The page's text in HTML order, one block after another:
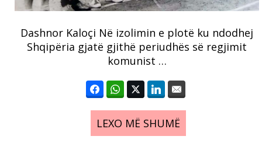
Dashnor Kaloçi Në izolimin e plotë ku ndodhej
Shqipëria gjatë gjithë periudhës së regjimit
komunist …
LEXO MË SHUMË